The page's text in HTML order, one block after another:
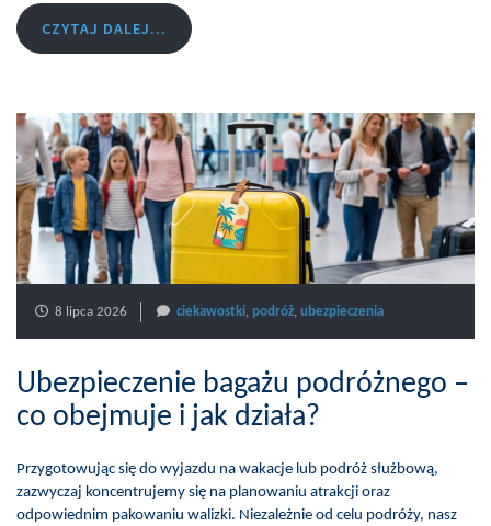
CZYTAJ DALEJ...
8 lipca 2026 ciekawostki, podróż, ubezpieczenia
Ubezpieczenie bagażu podróżnego –
co obejmuje i jak działa?
Przygotowując się do wyjazdu na wakacje lub podróż służbową,
zazwyczaj koncentrujemy się na planowaniu atrakcji oraz
odpowiednim pakowaniu walizki. Niezależnie od celu podróży, nasz